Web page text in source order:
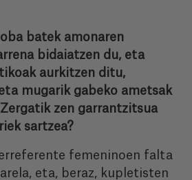
batek amonaren
bidaiatzen du, eta
aurkitzen ditu,
mugarik gabeko ametsak
zen garrantzitsua
sartzea?
femeninoen falta
eta, beraz, kupletisten